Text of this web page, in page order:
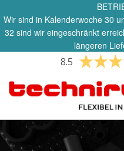
Wir sind in Kalenderwoche 30
32 sind wir eingeschränkt
längeren
8.5